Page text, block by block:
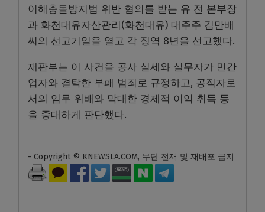
이해충돌방지법 위반 혐의를 받는 유 전 본부장
과 화천대유자산관리(화천대유) 대주주 김만배
씨의 선고기일을 열고 각 징역 8년을 선고했다.
재판부는 이 사건을 공사 실세와 실무자가 민간
업자와 결탁한 부패 범죄로 규정하고, 공직자로
서의 임무 위배와 막대한 경제적 이익 취득 등
을 중대하게 판단했다.
- Copyright © KNEWSLA.COM, 무단 전재 및 재배포 금지